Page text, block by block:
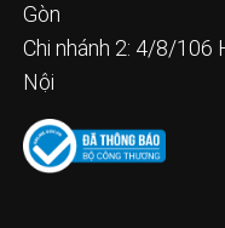
Gòn
Chi nhánh 2: 4/8/106
Nội